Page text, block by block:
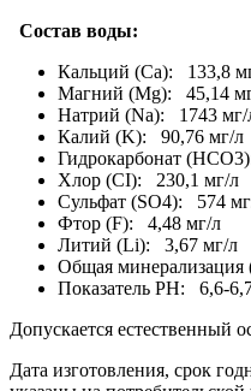
Состав воды:
Кальций (Ca): 133,8
Магний (Mg): 45,14
Натрий (Na): 1743 мг/
Калий (K): 90,76 мг/л
Гидрокарбонат
Хлор (CI): 230,1 мг/л
Сульфат (SO4): 574
Фтор (F): 4,48 мг/л
Литий (Li): 3,67 мг/л
Общая
Показатель PH: 6,6-
Допускается естественный
Дата изготовления, срок